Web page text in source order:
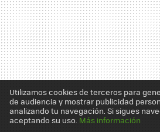
Utilizamos cookies de terceros para
de audiencia y mostrar publicidad
analizando tu navegación. Si sigues
aceptando su uso. Más información